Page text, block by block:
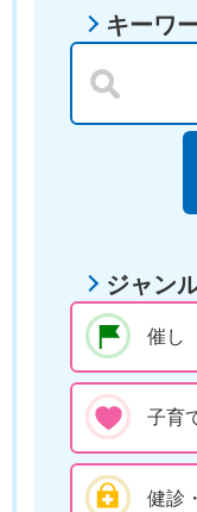
キーワ
ジャン
催し
子育
健診